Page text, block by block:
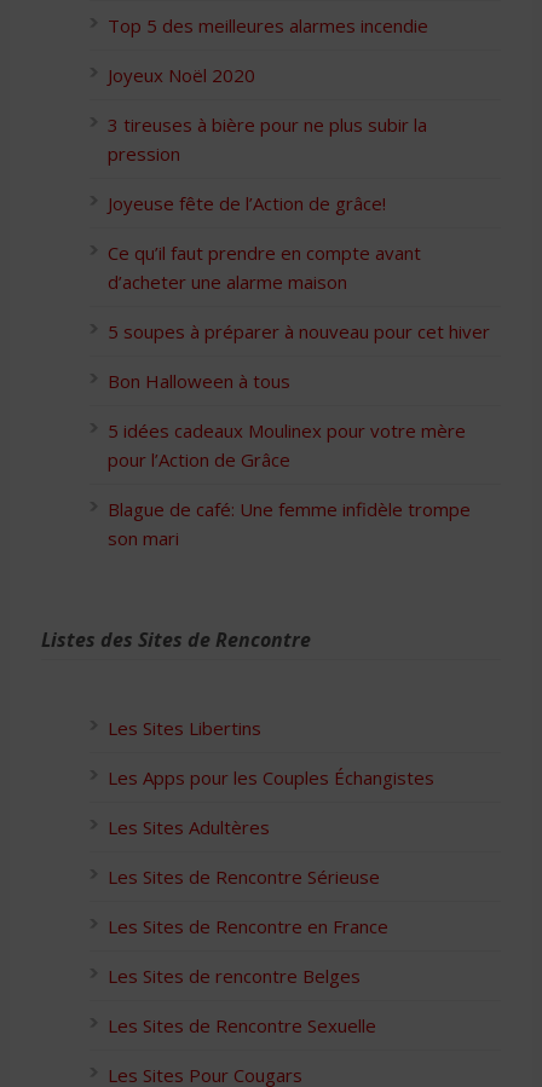
Top 5 des meilleures alarmes incendie
Joyeux Noël 2020
3 tireuses à bière pour ne plus subir la
pression
Joyeuse fête de l’Action de grâce!
Ce qu’il faut prendre en compte avant
d’acheter une alarme maison
5 soupes à préparer à nouveau pour cet hiver
Bon Halloween à tous
5 idées cadeaux Moulinex pour votre mère
pour l’Action de Grâce
Blague de café: Une femme infidèle trompe
son mari
Listes des Sites de Rencontre
Les Sites Libertins
Les Apps pour les Couples Échangistes
Les Sites Adultères
Les Sites de Rencontre Sérieuse
Les Sites de Rencontre en France
Les Sites de rencontre Belges
Les Sites de Rencontre Sexuelle
Les Sites Pour Cougars